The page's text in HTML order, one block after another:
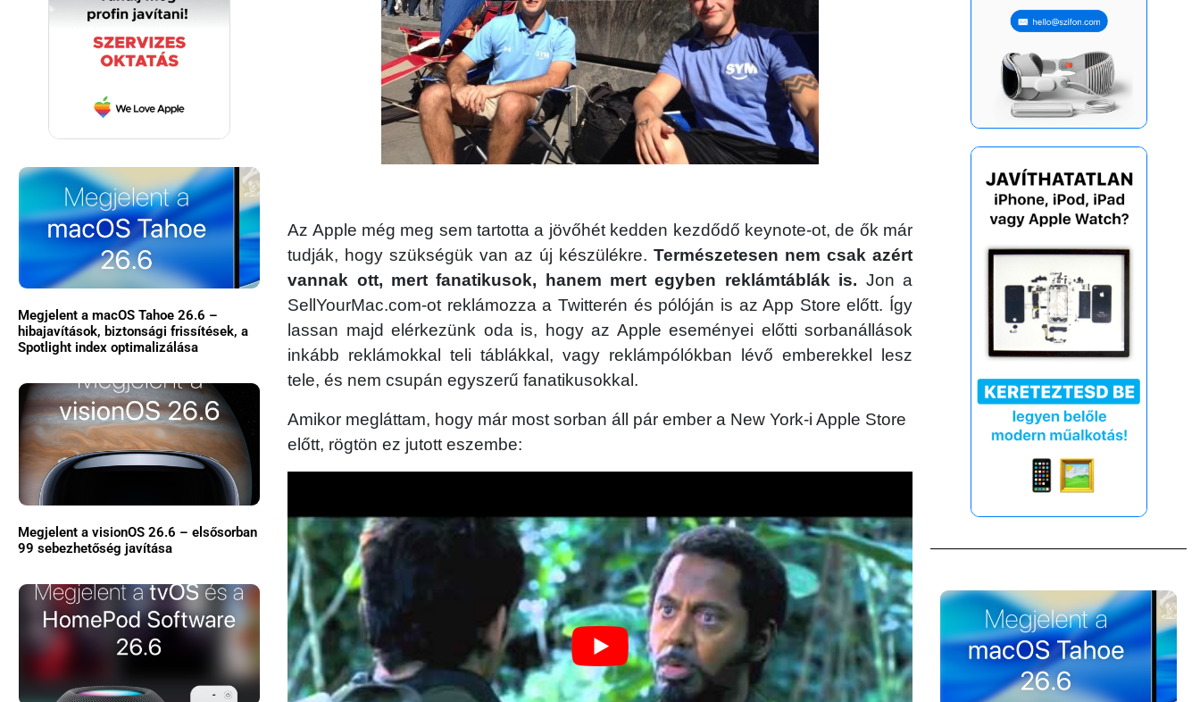
Megjelent a macOS Tahoe 26.6 –
hibajavítások, biztonsági frissítések, a
Spotlight index optimalizálása
Megjelent a visionOS 26.6 – elsősorban
99 sebezhetőség javítása
Az Apple még meg sem tartotta a jövőhét kedden kezdődő keynote-ot, de ők már
tudják, hogy szükségük van az új készülékre.Természetesen nem csak azért
vannak ott, mert fanatikusok, hanem mert egyben reklámtáblák is. Jon a
SellYourMac.com-ot reklámozza a Twitterén és pólóján is az App Store előtt. Így
lassan majd elérkezünk oda is, hogy az Apple eseményei előtti sorbanállások
inkább reklámokkal teli táblákkal, vagy reklámpólókban lévő emberekkel lesz
tele, és nem csupán egyszerű fanatikusokkal.
Amikor megláttam, hogy már most sorban áll pár ember a New York-i Apple Store
előtt, rögtön ez jutott eszembe: